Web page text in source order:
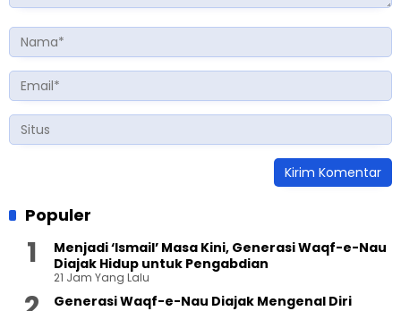
Populer
Menjadi ‘Ismail’ Masa Kini, Generasi Waqf-e-Nau
Diajak Hidup untuk Pengabdian
21 Jam Yang Lalu
Generasi Waqf-e-Nau Diajak Mengenal Diri